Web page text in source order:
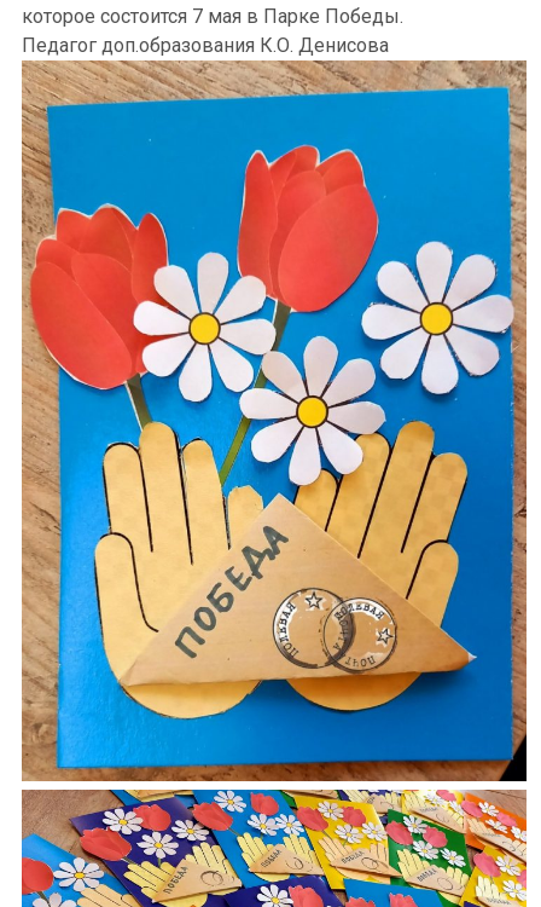
которое состоится 7 мая в Парке Победы.
Педагог доп.образования К.О. Денисова